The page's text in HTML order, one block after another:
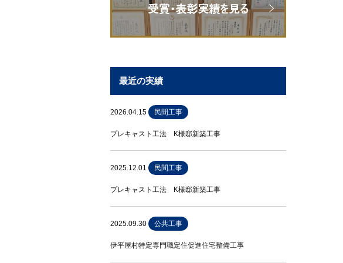
最近の実績
2026.04.15 民間工事
プレキャスト工法 K様邸新築工事
2025.12.01 民間工事
プレキャスト工法 K様邸新築工事
2025.09.30 公共工事
伊平屋村特定専門職定住促進住宅整備工事